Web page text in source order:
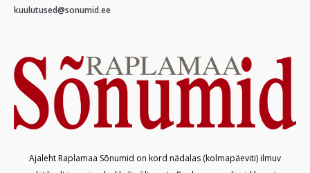
kuulutused@sonumid.ee
Ajaleht Raplamaa Sõnumid on kord nädalas (kolmapäeviti) ilmuv